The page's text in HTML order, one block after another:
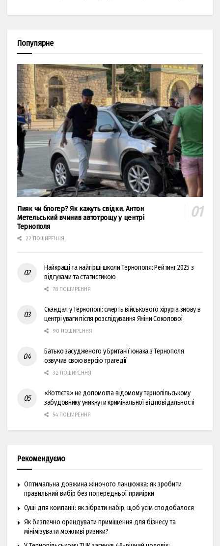
Популярне
Пияк чи блогер? Як кажуть свідки, Антон
Метельський вчинив автотрощу у центрі
Тернополя
22 ПОШИРЕННЯ
Найкращі та найгірші школи Тернополя: Рейтинг 2025 з
відгуками та статистикою
78 ПОШИРЕННЯ
Скандал у Тернополі: смерть військового хірурга знову в
центрі уваги після розслідування Яніни Соколової
90 ПОШИРЕННЯ
Батько засудженого у Британії юнака з Тернополя
озвучив свою версію трагедії
32 ПОШИРЕННЯ
«Котлєта» не допомогла відомому тернопільському
забудовнику уникнути кримінальної відповідальності
54 ПОШИРЕННЯ
Рекомендуємо
Оптимальна довжина жіночого ланцюжка: як зробити
правильний вибір без попередньої примірки
Суші для компанії: як зібрати набір, щоб усім сподобалося
Як безпечно орендувати приміщення для бізнесу та
мінімізувати можливі ризики?